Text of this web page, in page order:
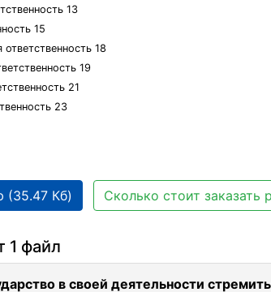
13
15
18
19
21
23
(35.47 Кб) Сколько стоит заказать
1 файл
в своей деятельности